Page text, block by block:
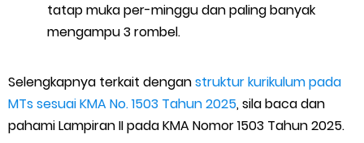
tatap muka per-minggu dan paling banyak
mengampu 3 rombel.
Selengkapnya terkait denganstruktur kurikulum pada
MTs sesuai KMA No. 1503 Tahun 2025, sila baca dan
pahami Lampiran II pada KMA Nomor 1503 Tahun 2025.